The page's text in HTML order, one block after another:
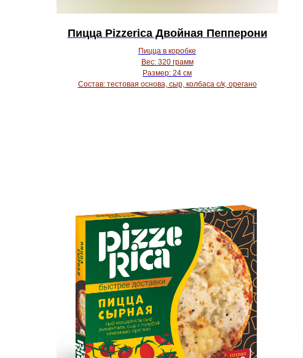
Пицца Pizzerica Двойная Пепперони
Пицца в коробке
Вес:320 грамм
Размер: 24 см
Состав:тестовая основа, сыр, колбаса с/к, орегано